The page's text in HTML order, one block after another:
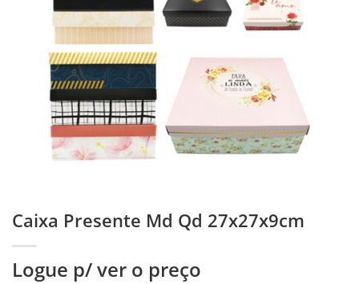
Caixa Presente Md Qd 27x27x9cm
Logue p/ ver o preço